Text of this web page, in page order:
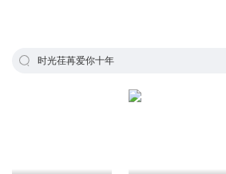
时光荏苒爱你十年